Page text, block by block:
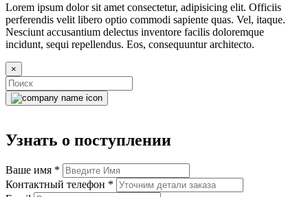
Lorem ipsum dolor sit amet consectetur, adipisicing elit. Officiis
perferendis velit libero optio commodi sapiente quas. Vel, itaque.
Nesciunt accusantium delectus inventore facilis doloremque
incidunt, sequi repellendus. Eos, consequuntur architecto.
×
Узнать о поступлении
Ваше имя *
Контактный телефон *